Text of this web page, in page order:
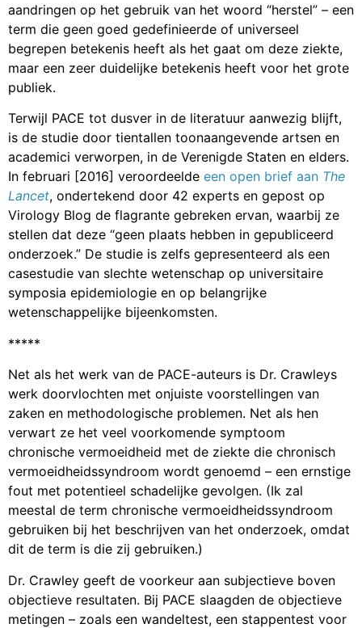
aandringen op het gebruik van het woord “herstel” – een
term die geen goed gedefinieerde of universeel
begrepen betekenis heeft als het gaat om deze ziekte,
maar een zeer duidelijke betekenis heeft voor het grote
publiek.
Terwijl PACE tot dusver in de literatuur aanwezig blijft,
is de studie door tientallen toonaangevende artsen en
academici verworpen, in de Verenigde Staten en elders.
In februari [2016] veroordeelde een open brief aan The
Lancet, ondertekend door 42 experts en gepost op
Virology Blog de flagrante gebreken ervan, waarbij ze
stellen dat deze “geen plaats hebben in gepubliceerd
onderzoek.” De studie is zelfs gepresenteerd als een
casestudie van slechte wetenschap op universitaire
symposia epidemiologie en op belangrijke
wetenschappelijke bijeenkomsten.
*****
Net als het werk van de PACE-auteurs is Dr. Crawleys
werk doorvlochten met onjuiste voorstellingen van
zaken en methodologische problemen. Net als hen
verwart ze het veel voorkomende symptoom
chronische vermoeidheid met de ziekte die chronisch
vermoeidheidssyndroom wordt genoemd – een ernstige
fout met potentieel schadelijke gevolgen. (Ik zal
meestal de term chronische vermoeidheidssyndroom
gebruiken bij het beschrijven van het onderzoek, omdat
dit de term is die zij gebruiken.)
Dr. Crawley geeft de voorkeur aan subjectieve boven
objectieve resultaten. Bij PACE slaagden de objectieve
metingen – zoals een wandeltest, een stappentest voor